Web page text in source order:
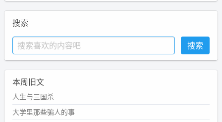
搜索
本周旧文
人生与三国杀
大学里那些骗人的事